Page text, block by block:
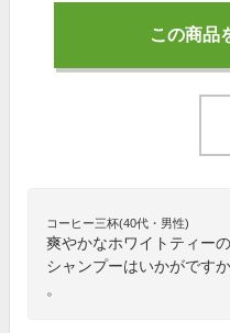
この商品
コーヒー三杯(40代・男性)
爽やかなホワイトティー
シャンプーはいかがです
。